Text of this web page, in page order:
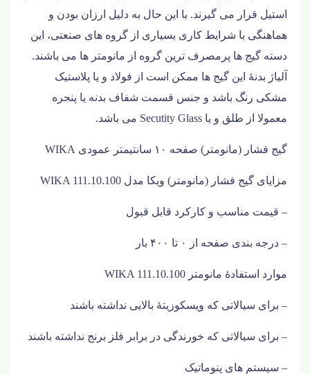
استیل قرار می گیرند. با این حال به دلیل ارزان بودن و
هماهنگی با شرایط کاری بسیاری از گروه های صنعتی، این
دسته گیج ها پرمصرف ترین گروه از مانومتر ها می باشند.
آلیاژ بدنۀ این گیج ها ممکن است از فولاد و یا پلاستیک
مشکی رنگ باشد و جنس قسمت شفاف بدنه یا پنجره
معمولا از طلق و یا Secutity Glass می باشد.
گیج فشار (مانومتر) صفحه ۱۰ سانتیمتر عمودی WIKA
مزایای گیج فشار (مانومتر) ویکا مدل WIKA 111.10.100
– قیمت مناسب و کارکرد قابل قبول
– درجه بندی صفحه از ۰ تا ۴۰۰ بار
موارد استفادۀ مانومتر WIKA 111.10.100
– برای سیالاتی که ویسکوزیتۀ بالایی نداشته باشند
– برای سیالاتی که خورندگی در برابر فلز برنج نداشته باشند
– سیستم های پنوماتیک